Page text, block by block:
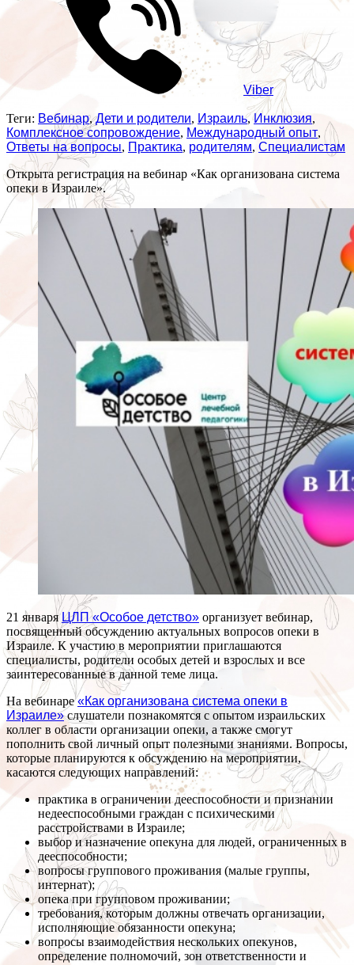
Viber
Теги: Вебинар,Дети и родители, Израиль,Инклюзия,
Комплексное сопровождение, Международный опыт,
Ответы на вопросы, Практика, родителям, Специалистам
Открыта регистрация на вебинар «Как организована система
опеки в Израиле».
21 января ЦЛП «Особое детство» организует вебинар,
посвященный обсуждению актуальных вопросов опеки в
Израиле. К участию в мероприятии приглашаются
специалисты, родители особых детей и взрослых и все
заинтересованные в данной теме лица.
На вебинаре«Как организована система опеки в
Израиле»слушатели познакомятся с опытом израильских
коллег в области организации опеки, а также смогут
пополнить свой личный опыт полезными знаниями. Вопросы,
которые планируются к обсуждению на мероприятии,
касаются следующих направлений:
практика в ограничении дееспособности и признании
недееспособными граждан с психическими
расстройствами в Израиле;
выбор и назначение опекуна для людей, ограниченных в
дееспособности;
вопросы группового проживания (малые группы,
интернат);
опека при групповом проживании;
требования, которым должны отвечать организации,
исполняющие обязанности опекуна;
вопросы взаимодействия нескольких опекунов,
определение полномочий, зон ответственности и